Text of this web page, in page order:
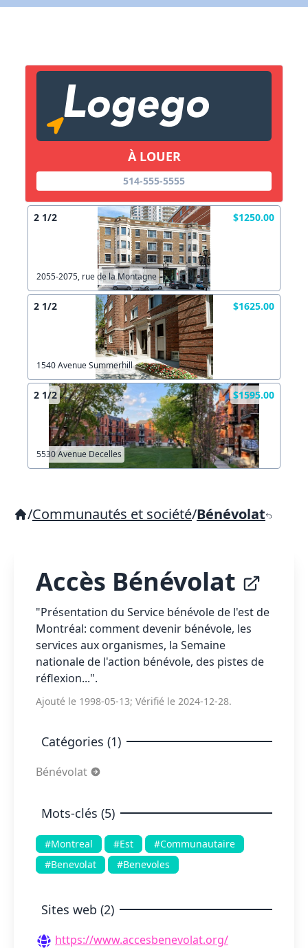
À LOUER
514-555-5555
2 1/2 $1250.00
2055-2075, rue de la Montagne
2 1/2 $1625.00
1540 Avenue Summerhill
2 1/2 $1595.00
5530 Avenue Decelles
/Communautés et société/Bénévolat
Accès Bénévolat
"Présentation du Service bénévole de l'est de
Montréal: comment devenir bénévole, les
services aux organismes, la Semaine
nationale de l'action bénévole, des pistes de
réflexion...".
Ajouté le 1998-05-13; Vérifié le 2024-12-28.
Catégories (1)
Bénévolat
Mots-clés (5)
#Montreal #Est
#Communautaire
#Benevolat
#Benevoles
Sites web (2)
https://www.accesbenevolat.org/
Copier lien